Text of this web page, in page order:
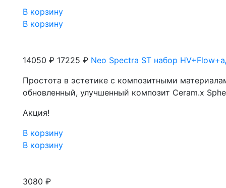
В корзину
В корзину
14050 ₽ 17225 ₽ Neo Spectra ST набор
Простота в эстетике с композитными
обновленный, улучшенный композит Ceram.x
Акция!
В корзину
В корзину
3080 ₽